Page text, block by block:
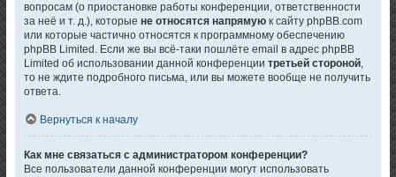
вопросам (о приостановке работы конференции, ответственности
за неё и т. д.), которыене относятся напрямую к сайту phpBB.com
или которые частично относятся к программному обеспечению
phpBB Limited. Если же вы всё-таки пошлёте email в адрес phpBB
Limited об использовании данной конференциитретьей стороной,
то не ждите подробного письма, или вы можете вообще не получить
ответа.
Вернуться к началу
Как мне связаться с администратором конференции?
Все пользователи данной конференции могут использовать